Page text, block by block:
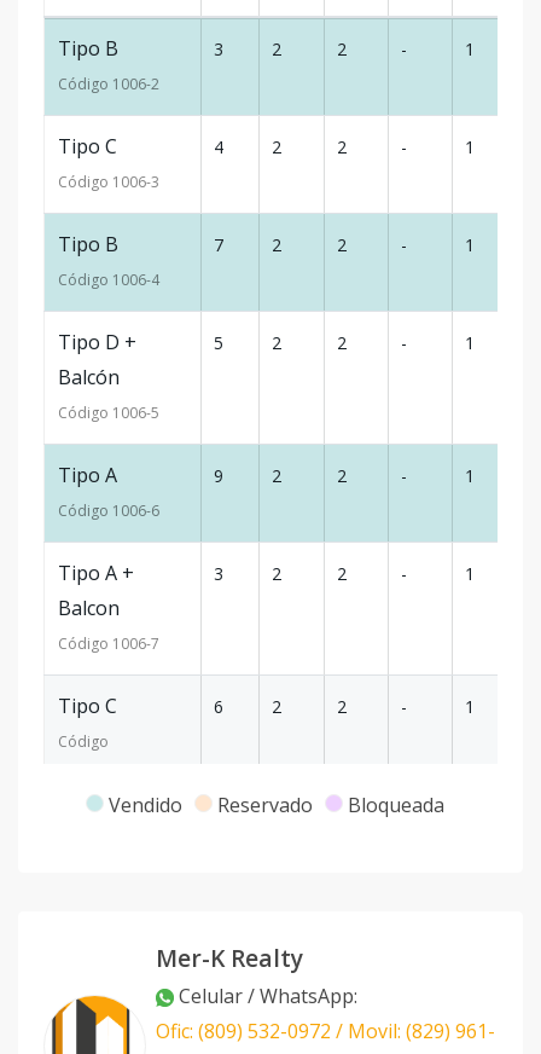
Tipo B
Código 1006-2
3 2 2 - 1
Tipo C
Código 1006-3
4 2 2 - 1
Tipo B
Código 1006-4
7 2 2 - 1
Tipo D +
Balcón
Código 1006-5
5 2 2 - 1
Tipo A
Código 1006-6
9 2 2 - 1
Tipo A +
Balcon
Código 1006-7
3 2 2 - 1
Tipo C
Código
6 2 2 - 1
Tipo C 11 2 2 -
Tipo C 7 2 2
Vendido Reservado Bloqueada
Mer-K Realty
Celular / WhatsApp:
Ofic: (809) 532-0972 / Movil: (829) 961-